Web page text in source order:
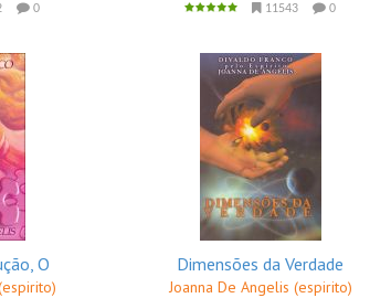
0 11543 0
O Dimensões da Verdade
Joanna De Angelis (espirito)